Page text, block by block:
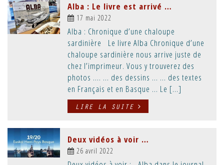
Alba : Le livre est arrivé …
17 mai 2022
Alba : Chronique d’une chaloupe
sardinière Le livre Alba Chronique d’une
chaloupe sardinière nous arrive juste de
chez l’imprimeur. Vous y trouverez des
photos …. … des dessins … … des textes
en Français et en Basque … Le […]
LIRE LA SUITE
Deux vidéos à voir …
26 avril 2022